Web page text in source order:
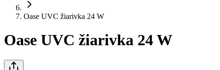
Oase UVC žiarivka 24 W
Oase UVC žiarivka 24 W